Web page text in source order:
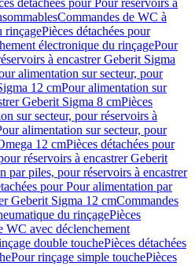
détachées pour Pour réservoirs à
Commandes de WC à
rinçagePièces détachées pour
électronique du rinçagePour
à encastrer Geberit Sigma
alimentation sur secteur, pour
12 cmPour alimentation sur
Geberit Sigma 8 cmPièces
sur secteur, pour réservoirs à
alimentation sur secteur, pour
12 cmPièces détachées pour
réservoirs à encastrer Geberit
par piles, pour réservoirs à encastrer
pour Pour alimentation par
Geberit Sigma 12 cmCommandes
du rinçagePièces
WC avec déclenchement
double touchePièces détachées
Pour rinçage simple touchePièces